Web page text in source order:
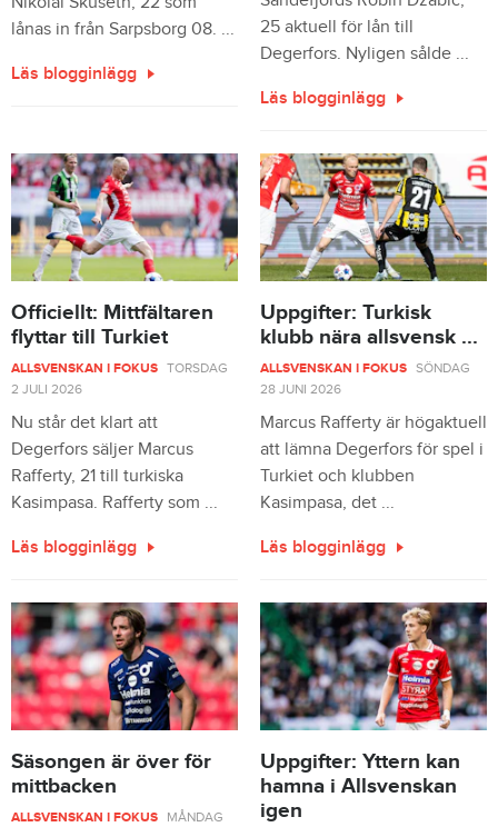
lånas in från Sarpsborg 08. ...
Läs blogginlägg
25 aktuell för lån till
Degerfors. Nyligen sålde ...
Läs blogginlägg
Officiellt: Mittfältaren
flyttar till Turkiet
ALLSVENSKAN I FOKUS TORSDAG
2 JULI 2026
Nu står det klart att
Degerfors säljer Marcus
Rafferty, 21 till turkiska
Kasimpasa. Rafferty som ...
Läs blogginlägg
Uppgifter: Turkisk
klubb nära allsvensk ...
ALLSVENSKAN I FOKUS SÖNDAG
28 JUNI 2026
Marcus Rafferty är högaktuell
att lämna Degerfors för spel i
Turkiet och klubben
Kasimpasa, det ...
Läs blogginlägg
Säsongen är över för
mittbacken
ALLSVENSKAN I FOKUS
MÅNDAG
Uppgifter: Yttern kan
hamna i Allsvenskan
igen